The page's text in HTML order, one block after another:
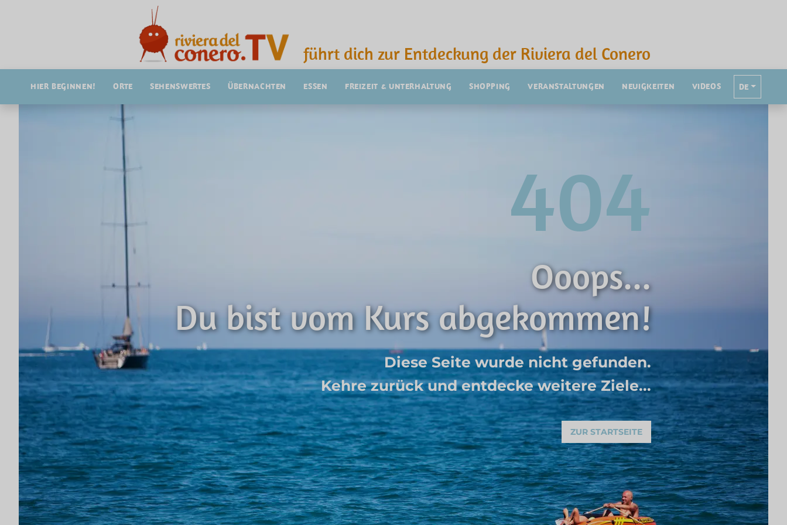
führt dich zur Entdeckung der Riviera del Conero
HIER BEGINNEN! ORTE SEHENSWERTES ÜBERNACHTEN ESSEN FREIZEIT & UNTERHALTUNG SHOPPING VERANSTALTUNGEN NEUIGKEITEN VIDEOS DE
404
Ooops...
Du bist vom Kurs abgekommen!
Diese Seite wurde nicht gefunden.
Kehre zurück und entdecke weitere Ziele...
ZUR STARTSEITE